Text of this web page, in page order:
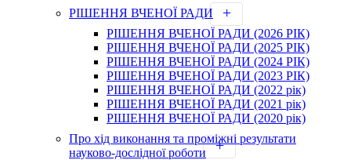
РІШЕННЯ ВЧЕНОЇ РАДИ
РІШЕННЯ ВЧЕНОЇ РАДИ (2026 РІК)
РІШЕННЯ ВЧЕНОЇ РАДИ (2025 РІК)
РІШЕННЯ ВЧЕНОЇ РАДИ (2024 РІК)
РІШЕННЯ ВЧЕНОЇ РАДИ (2023 РІК)
РІШЕННЯ ВЧЕНОЇ РАДИ (2022 рік)
РІШЕННЯ ВЧЕНОЇ РАДИ (2021 рік)
РІШЕННЯ ВЧЕНОЇ РАДИ (2020 рік)
Про хід виконання та проміжні результати
науково-дослідної роботи